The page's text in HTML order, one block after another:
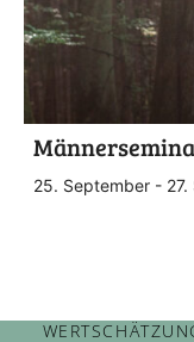
25. September -